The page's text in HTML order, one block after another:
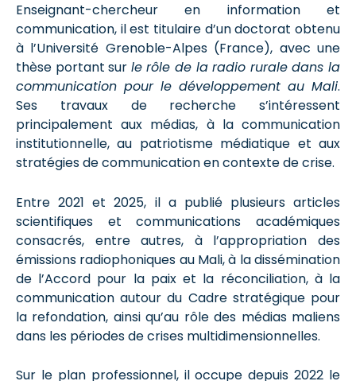
Enseignant-chercheur en information et
communication, il est titulaire d’un doctorat obtenu
à l’Université Grenoble-Alpes (France), avec une
thèse portant sur le rôle de la radio rurale dans la
communication pour le développement au Mali.
Ses travaux de recherche s’intéressent
principalement aux médias, à la communication
institutionnelle, au patriotisme médiatique et aux
stratégies de communication en contexte de crise.
Entre 2021 et 2025, il a publié plusieurs articles
scientifiques et communications académiques
consacrés, entre autres, à l’appropriation des
émissions radiophoniques au Mali, à la dissémination
de l’Accord pour la paix et la réconciliation, à la
communication autour du Cadre stratégique pour
la refondation, ainsi qu’au rôle des médias maliens
dans les périodes de crises multidimensionnelles.
Sur le plan professionnel, il occupe depuis 2022 le